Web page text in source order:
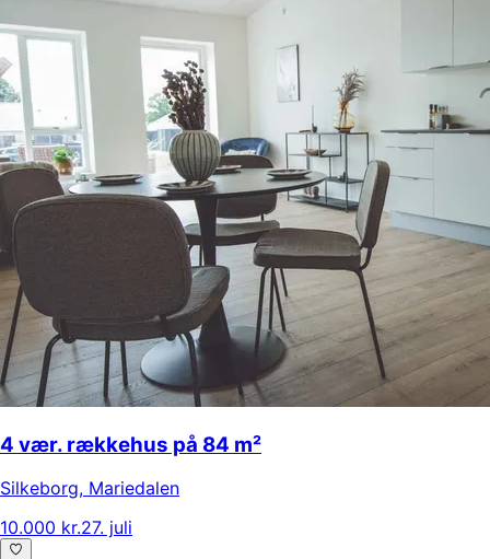
4 vær. rækkehus på 84 m²
Silkeborg, Mariedalen
10.000 kr.27. juli